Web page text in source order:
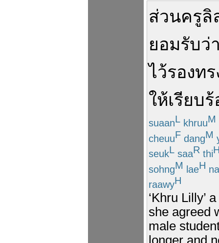
ส่วนครูลิ
ยอมรับว่
ไว้รองทร
ให้เรียบ
suaanL khruuM
cheuuF dangM
seukL saaR thi
sohngM laeH
raawyH
‘Khru Lilly’
she agreed
male
longer and